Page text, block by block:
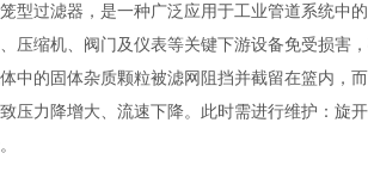
型过滤器，是一种广泛应用于工业管道系统中
压缩机、阀门及仪表等关键下游设备免受损害
中的固体杂质颗粒被滤网阻挡并截留在篮内，
压力降增大、流速下降。此时需进行维护：旋